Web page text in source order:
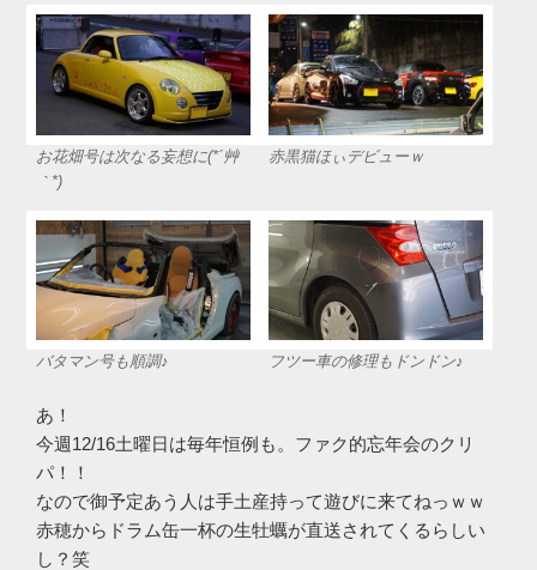
お花畑号は次なる妄想に(*´艸
｀*)
赤黒猫ほぃデビューｗ
バタマン号も順調♪ フツー車の修理もドンドン♪
あ！
今週12/16土曜日は毎年恒例も。ファク的忘年会のクリ
パ！！
なので御予定あう人は手土産持って遊びに来てねっｗｗ
赤穂からドラム缶一杯の生牡蠣が直送されてくるらしい
し？笑